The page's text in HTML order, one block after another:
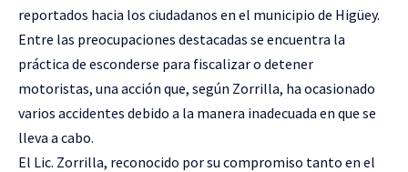
reportados hacia los ciudadanos en el municipio de Higüey.
Entre las preocupaciones destacadas se encuentra la
práctica de esconderse para fiscalizar o detener
motoristas, una acción que, según Zorrilla, ha ocasionado
varios accidentes debido a la manera inadecuada en que se
lleva a cabo.
El Lic. Zorrilla, reconocido por su compromiso tanto en el